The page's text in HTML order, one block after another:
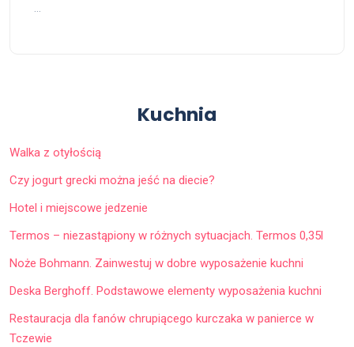
…
Kuchnia
Walka z otyłością
Czy jogurt grecki można jeść na diecie?
Hotel i miejscowe jedzenie
Termos – niezastąpiony w różnych sytuacjach. Termos 0,35l
Noże Bohmann. Zainwestuj w dobre wyposażenie kuchni
Deska Berghoff. Podstawowe elementy wyposażenia kuchni
Restauracja dla fanów chrupiącego kurczaka w panierce w
Tczewie